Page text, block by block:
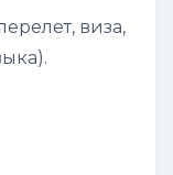
виза,